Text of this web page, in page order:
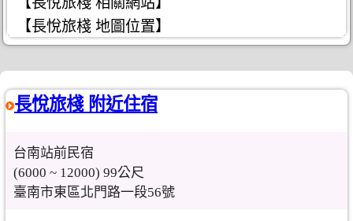
【長悅旅棧 地圖位置】
長悅旅棧 附近住宿
台南站前民宿
(6000 ~ 12000) 99公尺
臺南市東區北門路一段56號